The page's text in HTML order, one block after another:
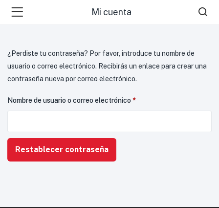
Mi cuenta
¿Perdiste tu contraseña? Por favor, introduce tu nombre de
usuario o correo electrónico. Recibirás un enlace para crear una
contraseña nueva por correo electrónico.
Nombre de usuario o correo electrónico *
Restablecer contraseña